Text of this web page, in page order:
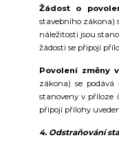
Žádost o
stavebního zákona)
náležitosti jsou
žádosti se připojí
Povolení změny
zákona) se
stanoveny v příloze
připojí přílohy
4. Odstraňování